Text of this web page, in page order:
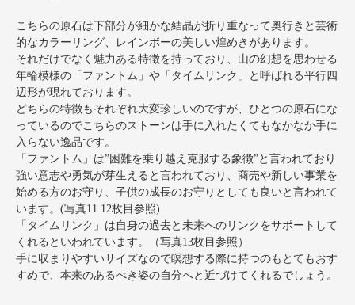
こちらの原石は下部分が細かな結晶が折り重なって奥行きと芸術
的なカラーリング、レインボーの美しい煌めきがあります。
それだけでなく魅力ある特徴を持っており、山の幻想を思わせる
年輪模様の「ファントム」や「タイムリンク」と呼ばれる平行四
辺形が現れております。
どちらの特徴もそれぞれ大変珍しいのですが、ひとつの原石にな
っているのでこちらのストーンは手に入れたくてもなかなか手に
入らない逸品です。
「ファントム」は”困難を乗り越え克服する象徴”と言われており
強い意志や勇気が芽生えると言われており、商売や新しい事業を
始める方のお守り、子供の成長のお守りとしても良いと言われて
います。(写真11 12枚目参照)
「タイムリンク」は自身の過去と未来へのリンクをサポートして
くれるといわれています。（写真13枚目参照）
手に収まりやすいサイズなので瞑想する際に持つのもとてもおす
すめで、本来のあるべき姿の自分へと近づけてくれるでしょう。